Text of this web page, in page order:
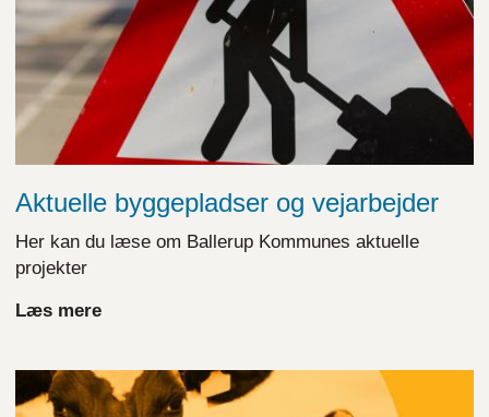
Aktuelle byggepladser og vejarbejder
Her kan du læse om Ballerup Kommunes aktuelle
projekter
Læs mere